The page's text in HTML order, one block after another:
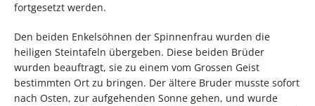
fortgesetzt werden.
Den beiden Enkelsöhnen der Spinnenfrau wurden die
heiligen Steintafeln übergeben. Diese beiden Brüder
wurden beauftragt, sie zu einem vom Grossen Geist
bestimmten Ort zu bringen. Der ältere Bruder musste sofort
nach Osten, zur aufgehenden Sonne gehen, und wurde